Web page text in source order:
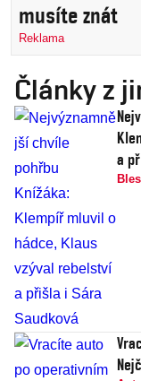
musíte znát
Reklama
Články z
a